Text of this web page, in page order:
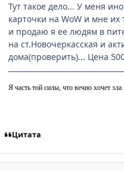
Тут такое дело... У меня
карточки на WoW и мне
и продаю я ее людям в
на ст.Новочеркасская и
дома(проверить)... Цена
Я часть той силы, что вечно хочет
Цитата